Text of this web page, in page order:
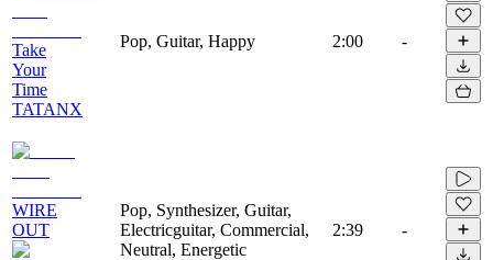
Take
Your
Time
TATANX
Pop, Guitar, Happy 2:00 -
WIRE
OUT
Pop, Synthesizer, Guitar,
Electricguitar, Commercial,
Neutral, Energetic
2:39 -